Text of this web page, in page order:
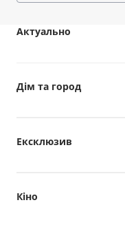
Актуально
Дім та город
Ексклюзив
Кіно